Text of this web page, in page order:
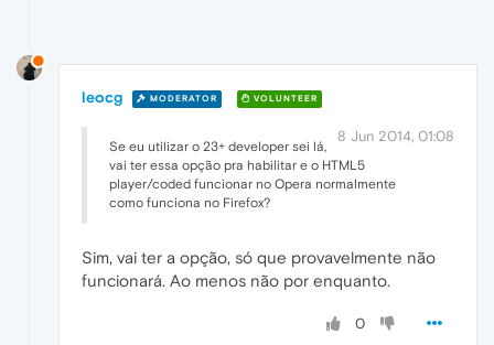
leocg MODERATOR VOLUNTEER
8 Jun 2014, 01:08
Se eu utilizar o 23+ developer sei lá,
vai ter essa opção pra habilitar e o HTML5
player/coded funcionar no Opera normalmente
como funciona no Firefox?
Sim, vai ter a opção, só que provavelmente não
funcionará. Ao menos não por enquanto.
0